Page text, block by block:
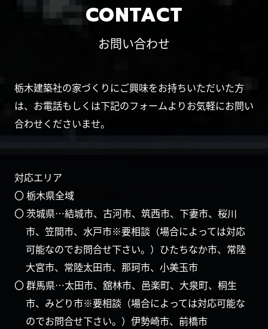
CONTACT
お問い合わせ
栃木建築社の家づくりにご興味をお持ちいただいた方
は、お電話もしくは下記のフォームよりお気軽にお問い
合わせくださいませ。
対応エリア
〇 栃木県全域
〇 茨城県…結城市、古河市、筑西市、下妻市、桜川
市、笠間市、水戸市※要相談（場合によっては対応
可能なのでお問合せ下さい。）ひたちなか市、常陸
大宮市、常陸太田市、那珂市、小美玉市
〇 群馬県…太田市、舘林市、邑楽町、大泉町、桐生
市、みどり市※要相談（場合によっては対応可能な
のでお問合せ下さい。）伊勢崎市、前橋市